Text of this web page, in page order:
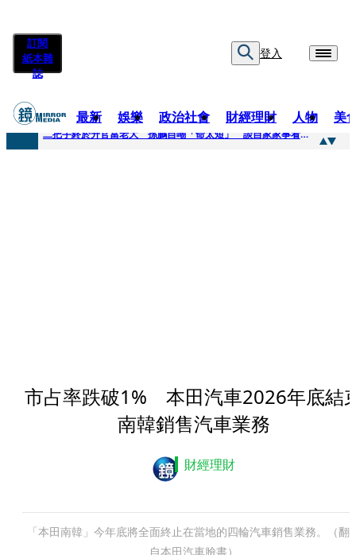
訂閱
紙本雜
誌
登入
最新 娛樂 政治社會 財經理財 人物 美
快訊
二把手終於升官當老大 孫鵬自嘲「命太短」 談自家家事看超開：誰家鍋底沒灰塵
市占率跌破1% 本田汽車2026年底結
南韓銷售汽車業務
財經理財
「本田南韓」今年底將全面終止在當地的四輪汽車銷售業務。（翻
自本田汽車臉書）